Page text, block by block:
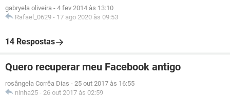
gabryela oliveira - 4 fev 2014 às 13:10
Rafael_0629 - 17 ago 2020 às 09:53
14 Respostas
Quero recuperar meu Facebook antigo
rosângela Corrêa Dias - 25 out 2017 às 16:55
ninha25 - 26 out 2017 às 02:59